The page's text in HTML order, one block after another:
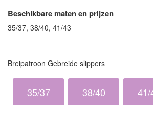
Beschikbare maten en prijzen
35/37, 38/40, 41/43
Breipatroon Gebreide slippers
35/37 38/40 41/